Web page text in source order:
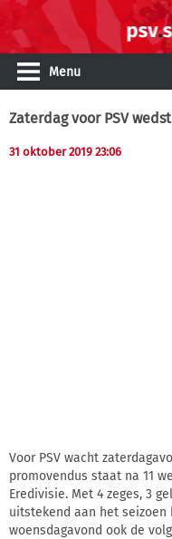
Menu
Zaterdag voor PSV
31 oktober 2019 23:06
Voor PSV wacht
promovendus staat na 11
Eredivisie. Met 4 zeges, 3
uitstekend aan het seizoen
woensdagavond ook de